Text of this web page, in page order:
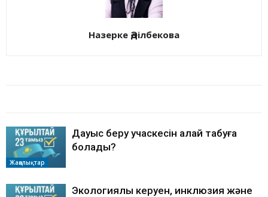
Назерке Әділбекова
Жаңалықтар
Дауыс беру учаскесін қалай табуға
болады?
Экологиялық керуен, инклюзия және